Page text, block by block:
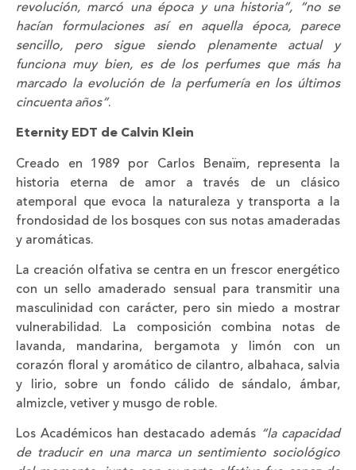
revolución, marcó una época y una historia”, “no se
hacían formulaciones así en aquella época, parece
sencillo, pero sigue siendo plenamente actual y
funciona muy bien, es de los perfumes que más ha
marcado la evolución de la perfumería en los últimos
cincuenta años”.
Eternity EDT de Calvin Klein
Creado en 1989 por Carlos Benaïm, representa la
historia eterna de amor a través de un clásico
atemporal que evoca la naturaleza y transporta a la
frondosidad de los bosques con sus notas amaderadas
y aromáticas.
La creación olfativa se centra en un frescor energético
con un sello amaderado sensual para transmitir una
masculinidad con carácter, pero sin miedo a mostrar
vulnerabilidad. La composición combina notas de
lavanda, mandarina, bergamota y limón con un
corazón floral y aromático de cilantro, albahaca, salvia
y lirio, sobre un fondo cálido de sándalo, ámbar,
almizcle, vetiver y musgo de roble.
Los Académicos han destacado además “la capacidad
de traducir en una marca un sentimiento sociológico